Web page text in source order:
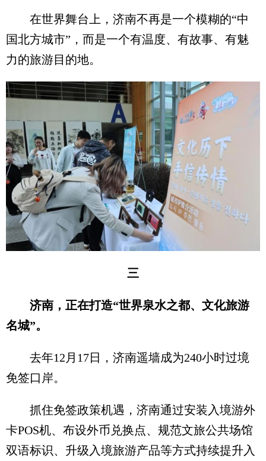
在世界舞台上，济南不再是一个模糊的“中
国北方城市”，而是一个有温度、有故事、有魅
力的旅游目的地。
三
济南，正在打造“世界泉水之都、文化旅游
名城”。
去年12月17日，济南遥墙成为240小时过境
免签口岸。
抓住免签政策机遇，济南通过安装入境游外
卡POS机、布设外币兑换点、规范文旅公共场馆
双语标识、升级入境旅游产品等方式持续提升入